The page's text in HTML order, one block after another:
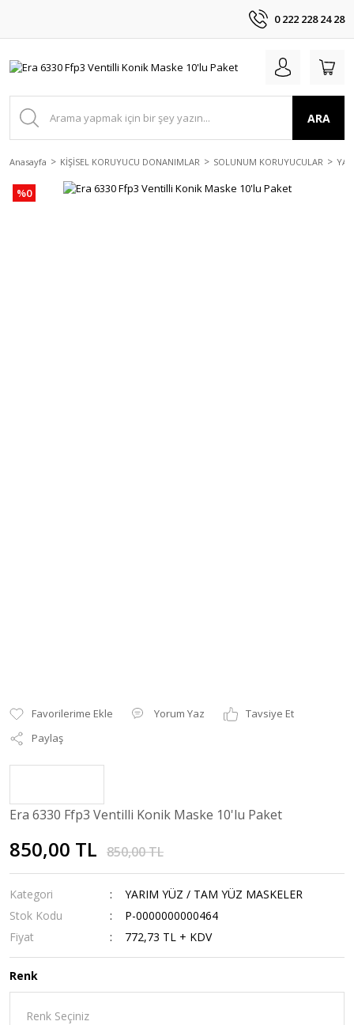
0 222 228 24 28
ARA
Anasayfa KİŞİSEL KORUYUCU DONANIMLAR SOLUNUM KORUYUCULAR
%0
Yorum Yaz
Tavsiye Et
Paylaş
Era 6330 Ffp3 Ventilli Konik Maske 10'lu Paket
850,00 TL 850,00 TL
Kategori
YARIM YÜZ / TAM YÜZ MASKELER
Stok Kodu
P-0000000000464
Fiyat
772,73 TL + KDV
Renk